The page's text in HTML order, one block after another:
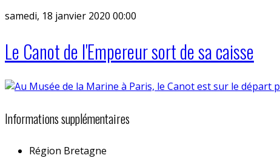
samedi, 18 janvier 2020 00:00
Le Canot de l'Empereur sort de sa caisse
Informations supplémentaires
Région Bretagne